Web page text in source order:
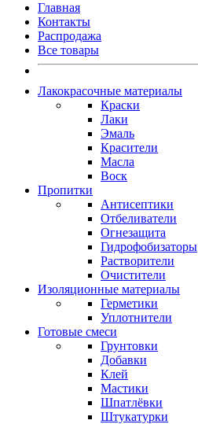
Главная
Контакты
Распродажа
Все товары
Лакокрасочные материалы
Краски
Лаки
Эмаль
Красители
Масла
Воск
Пропитки
Антисептики
Отбеливатели
Огнезащита
Гидрофобизаторы
Растворители
Очистители
Изоляционные материалы
Герметики
Уплотнители
Готовые смеси
Грунтовки
Добавки
Клей
Мастики
Шпатлёвки
Штукатурки